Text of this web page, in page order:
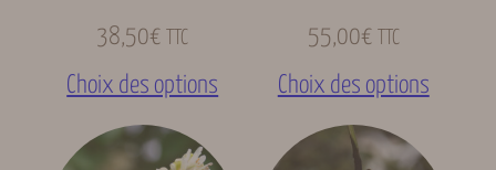
38,50€ TTC
Choix des options
55,00€ TTC
Choix des options